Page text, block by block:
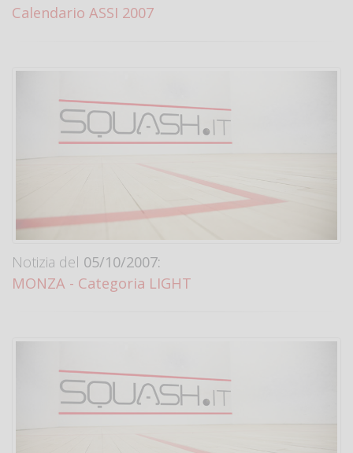
Calendario ASSI 2007
Notizia del 05/10/2007:
MONZA - Categoria LIGHT